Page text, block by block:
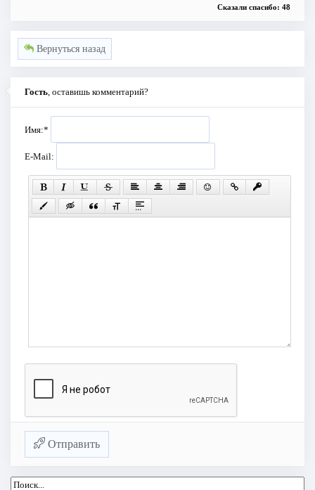
Сказали спасибо: 48
Вернуться назад
Гость, оставишь комментарий?
Имя:*
E-Mail:
Отправить